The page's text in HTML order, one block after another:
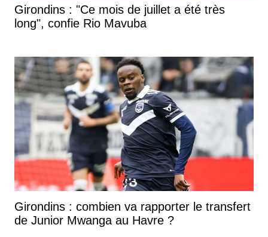
Girondins : "Ce mois de juillet a été très
long", confie Rio Mavuba
Girondins : combien va rapporter le transfert
de Junior Mwanga au Havre ?